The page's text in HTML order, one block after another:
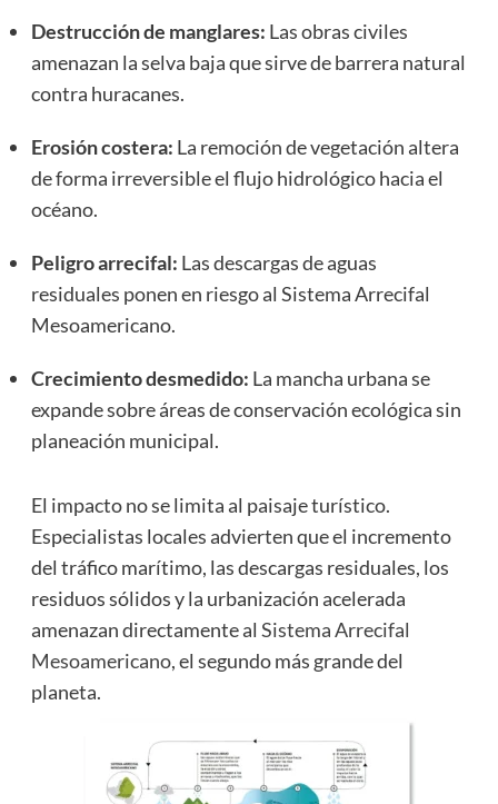
Destrucción de manglares: Las obras civiles
amenazan la selva baja que sirve de barrera natural
contra huracanes.
Erosión costera: La remoción de vegetación altera
de forma irreversible el flujo hidrológico hacia el
océano.
Peligro arrecifal: Las descargas de aguas
residuales ponen en riesgo al Sistema Arrecifal
Mesoamericano.
Crecimiento desmedido: La mancha urbana se
expande sobre áreas de conservación ecológica sin
planeación municipal.
El impacto no se limita al paisaje turístico.
Especialistas locales advierten que el incremento
del tráfico marítimo, las descargas residuales, los
residuos sólidos y la urbanización acelerada
amenazan directamente al Sistema Arrecifal
Mesoamericano, el segundo más grande del
planeta.